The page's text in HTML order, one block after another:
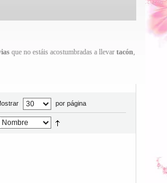
que no estáis acostumbradas a llevartacón,
por página